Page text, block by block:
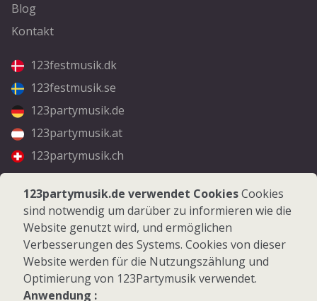
Blog
Kontakt
123festmusik.dk
123festmusik.se
123partymusik.de
123partymusik.at
123partymusik.ch
Folgen Sie uns
Facebook
Instagram
123partymusik.de verwendet CookiesCookies
sind notwendig um darüber zu informieren wie die
Website genutzt wird, und ermöglichen
Verbesserungen des Systems. Cookies von dieser
Website werden für die Nutzungszählung und
Optimierung von 123Partymusik verwendet.
Anwendung :